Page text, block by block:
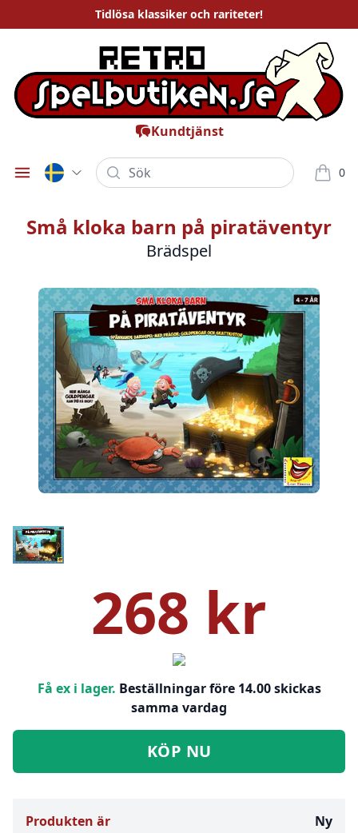
Tidlösa klassiker och rariteter!
Kundtjänst
Öppna meny
Sök 0
varor i
Små kloka barn på piratäventyr
Brädspel
Bilder
268 kr
Få ex i lager. Beställningar före 14.00 skickas
samma vardag
KÖP NU
Produkten är Ny